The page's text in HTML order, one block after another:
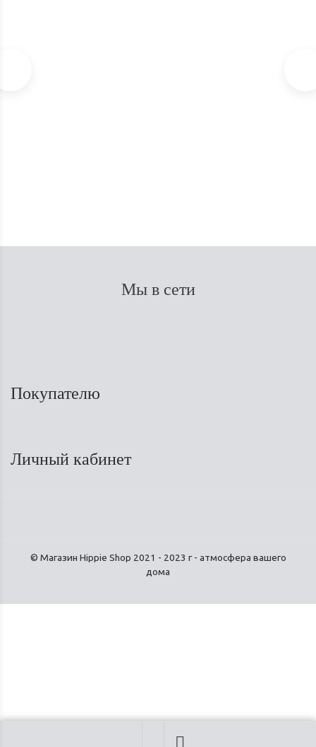
Мы в сети
Покупателю
Личный кабинет
© Магазин Hippie Shop 2021 - 2023 г - атмосфера вашего
дома